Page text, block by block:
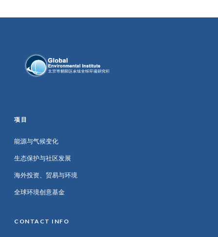
项目
能源与气候变化
生态保护与社区发展
海外投资、贸易与环境
全球环境创意基金
CONTACT INFO